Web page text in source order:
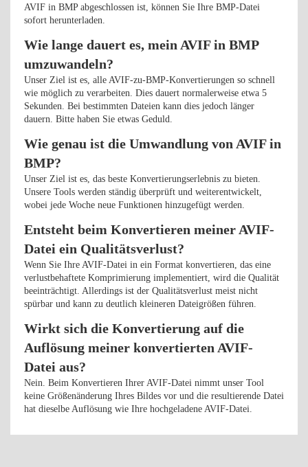
AVIF in BMP abgeschlossen ist, können Sie Ihre BMP-Datei
sofort herunterladen.
Wie lange dauert es, mein AVIF in BMP
umzuwandeln?
Unser Ziel ist es, alle AVIF-zu-BMP-Konvertierungen so schnell
wie möglich zu verarbeiten. Dies dauert normalerweise etwa 5
Sekunden. Bei bestimmten Dateien kann dies jedoch länger
dauern. Bitte haben Sie etwas Geduld.
Wie genau ist die Umwandlung von AVIF in
BMP?
Unser Ziel ist es, das beste Konvertierungserlebnis zu bieten.
Unsere Tools werden ständig überprüft und weiterentwickelt,
wobei jede Woche neue Funktionen hinzugefügt werden.
Entsteht beim Konvertieren meiner AVIF-
Datei ein Qualitätsverlust?
Wenn Sie Ihre AVIF-Datei in ein Format konvertieren, das eine
verlustbehaftete Komprimierung implementiert, wird die Qualität
beeinträchtigt. Allerdings ist der Qualitätsverlust meist nicht
spürbar und kann zu deutlich kleineren Dateigrößen führen.
Wirkt sich die Konvertierung auf die
Auflösung meiner konvertierten AVIF-
Datei aus?
Nein. Beim Konvertieren Ihrer AVIF-Datei nimmt unser Tool
keine Größenänderung Ihres Bildes vor und die resultierende Datei
hat dieselbe Auflösung wie Ihre hochgeladene AVIF-Datei.